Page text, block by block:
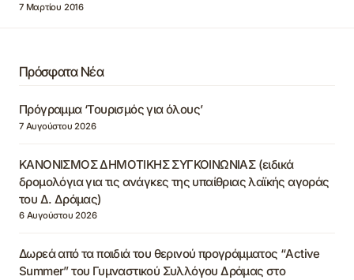
7 Μαρτίου 2016
Πρόσφατα Νέα
Πρόγραμμα ‘Τουρισμός για όλους’
7 Αυγούστου 2026
ΚΑΝΟΝΙΣΜΟΣ ΔΗΜΟΤΙΚΗΣ ΣΥΓΚΟΙΝΩΝΙΑΣ (ειδικά
δρομολόγια για τις ανάγκες της υπαίθριας λαϊκής αγοράς
του Δ. Δράμας)
6 Αυγούστου 2026
Δωρεά από τα παιδιά του θερινού προγράμματος “Active
Summer” του Γυμναστικού Συλλόγου Δράμας στο